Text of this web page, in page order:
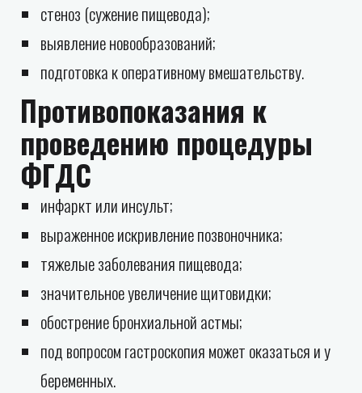
стеноз (сужение пищевода);
выявление новообразований;
подготовка к оперативному вмешательству.
Противопоказания к
проведению процедуры
ФГДС
инфаркт или инсульт;
выраженное искривление позвоночника;
тяжелые заболевания пищевода;
значительное увеличение щитовидки;
обострение бронхиальной астмы;
под вопросом гастроскопия может оказаться и у
беременных.